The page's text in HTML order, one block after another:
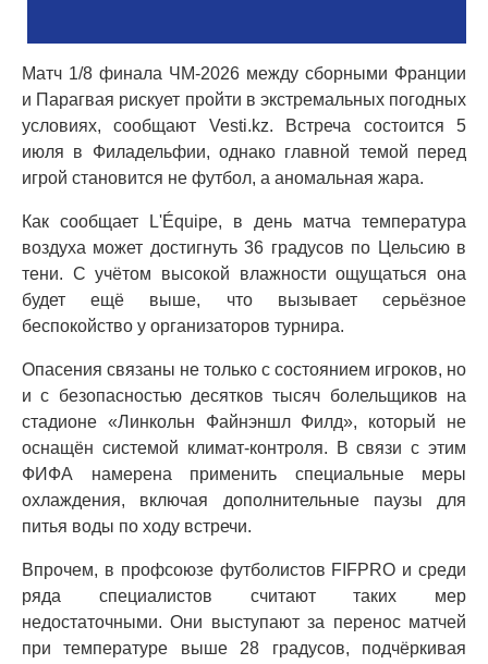
Матч 1/8 финала ЧМ-2026 между сборными Франции
и Парагвая рискует пройти в экстремальных погодных
условиях, сообщают Vesti.kz. Встреча состоится 5
июля в Филадельфии, однако главной темой перед
игрой становится не футбол, а аномальная жара.
Как сообщает L'Équipe, в день матча температура
воздуха может достигнуть 36 градусов по Цельсию в
тени. С учётом высокой влажности ощущаться она
будет ещё выше, что вызывает серьёзное
беспокойство у организаторов турнира.
Опасения связаны не только с состоянием игроков, но
и с безопасностью десятков тысяч болельщиков на
стадионе «Линкольн Файнэншл Филд», который не
оснащён системой климат-контроля. В связи с этим
ФИФА намерена применить специальные меры
охлаждения, включая дополнительные паузы для
питья воды по ходу встречи.
Впрочем, в профсоюзе футболистов FIFPRO и среди
ряда специалистов считают таких мер
недостаточными. Они выступают за перенос матчей
при температуре выше 28 градусов, подчёркивая